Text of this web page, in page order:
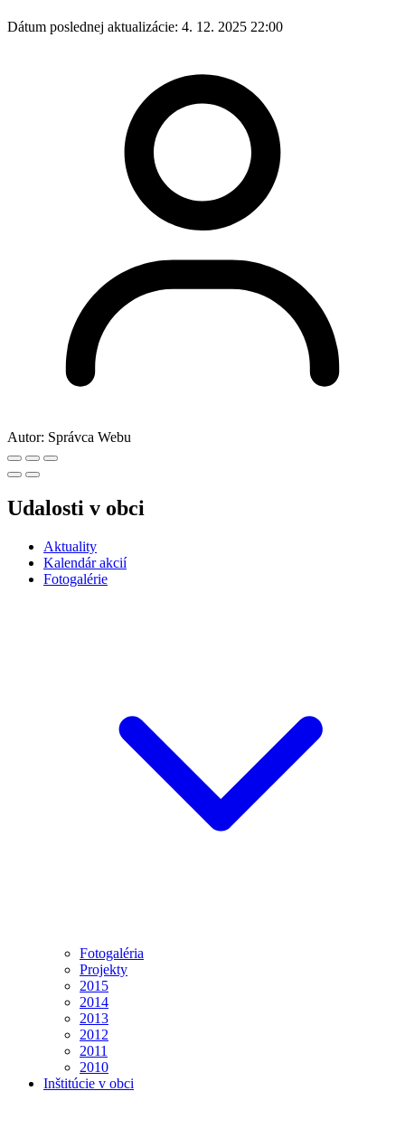
Dátum poslednej aktualizácie: 4. 12. 2025 22:00
Autor: Správca Webu
Udalosti v obci
Aktuality
Kalendár akcií
Fotogalérie
Fotogaléria
Projekty
2015
2014
2013
2012
2011
2010
Inštitúcie v obci